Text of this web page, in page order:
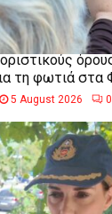
τη φωτιά στα
5 August 2026 0